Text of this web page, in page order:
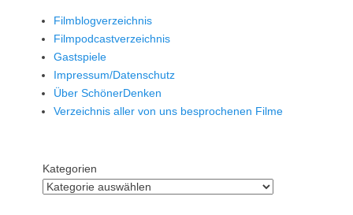
Filmblogverzeichnis
Filmpodcastverzeichnis
Gastspiele
Impressum/Datenschutz
Über SchönerDenken
Verzeichnis aller von uns besprochenen Filme
Kategorien